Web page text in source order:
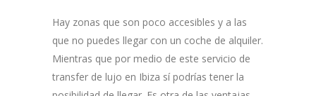
Hay zonas que son poco accesibles y a las
que no puedes llegar con un coche de alquiler.
Mientras que por medio de este servicio de
transfer de lujo en Ibiza sí podrías tener la